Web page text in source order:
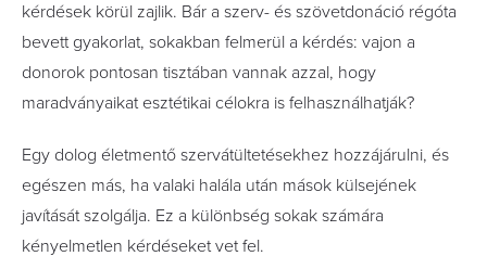
kérdések körül zajlik. Bár a szerv- és szövetdonáció régóta
bevett gyakorlat, sokakban felmerül a kérdés: vajon a
donorok pontosan tisztában vannak azzal, hogy
maradványaikat esztétikai célokra is felhasználhatják?
Egy dolog életmentő szervátültetésekhez hozzájárulni, és
egészen más, ha valaki halála után mások külsejének
javítását szolgálja. Ez a különbség sokak számára
kényelmetlen kérdéseket vet fel.